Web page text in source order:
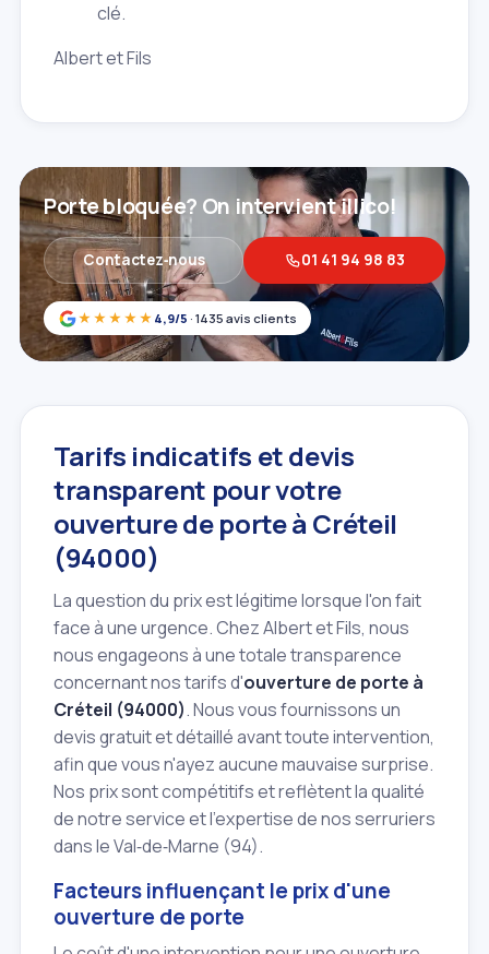
clé.
Albert et Fils
★★★★★ 4,9/5 · 1435 avis clients
Porte bloquée? On intervient illico!
Contactez‑nous 01 41 94 98 83
Tarifs indicatifs et devis
transparent pour votre
ouverture de porte à Créteil
(94000)
La question du prix est légitime lorsque l'on fait
face à une urgence. Chez Albert et Fils, nous
nous engageons à une totale transparence
concernant nos tarifs d'ouverture de porte à
Créteil (94000). Nous vous fournissons un
devis gratuit et détaillé avant toute intervention,
afin que vous n'ayez aucune mauvaise surprise.
Nos prix sont compétitifs et reflètent la qualité
de notre service et l'expertise de nos serruriers
dans le Val‑de‑Marne (94).
Facteurs influençant le prix d'une
ouverture de porte